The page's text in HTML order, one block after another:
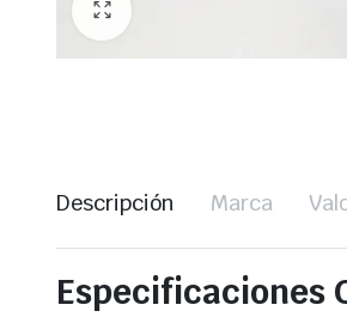
Descripción Marca
Especificaciones